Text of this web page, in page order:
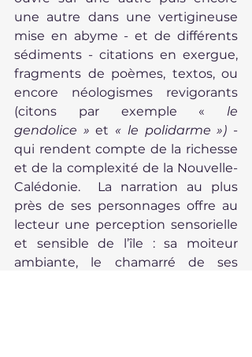
une autre dans une vertigineuse
mise en abyme - et de différents
sédiments - citations en exergue,
fragments de poèmes, textos, ou
encore néologismes revigorants
(citons par exemple « le
gendolice » et
qui rendent compte de la richesse
et de la complexité de la Nouvelle-
Calédonie.  La narration au plus
près de ses personnages offre au
lecteur une perception sensorielle
et sensible de l’île : sa moiteur
ambiante, le chamarré de ses